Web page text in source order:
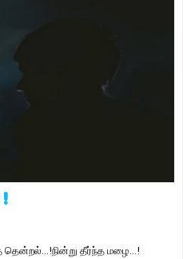
தென்றல்...!நின்று தீர்ந்த மழை...!